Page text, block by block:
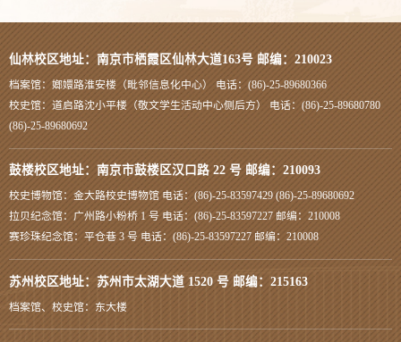
仙林校区地址：南京市栖霞区仙林大道163号 邮编：210023
档案馆：嫏嬛路淮安楼（毗邻信息化中心） 电话：(86)-25-89680366
校史馆：道启路沈小平楼（敬文学生活动中心侧后方） 电话：(86)-25-89680780
(86)-25-89680692
鼓楼校区地址：南京市鼓楼区汉口路 22 号 邮编：210093
校史博物馆：金大路校史博物馆 电话：(86)-25-83597429 (86)-25-89680692
拉贝纪念馆：广州路小粉桥 1 号 电话：(86)-25-83597227 邮编：210008
赛珍珠纪念馆：平仓巷 3 号 电话：(86)-25-83597227 邮编：210008
苏州校区地址：苏州市太湖大道 1520 号 邮编：215163
档案馆、校史馆：东大楼